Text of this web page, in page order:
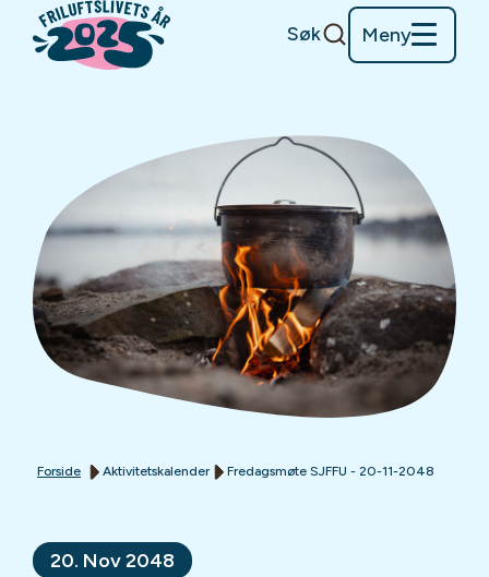
Søk Meny
Forside Aktivitetskalender Fredagsmøte SJFFU - 20-11-2048
20. Nov 2048